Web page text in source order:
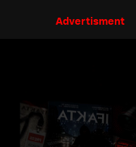
Advertisment